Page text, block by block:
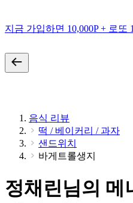
지금 가입하면 10,000P + 로또
음식 리뷰
떡 / 베이커리 / 과자
샌드위치
바게트롤생지
정채린님의 메